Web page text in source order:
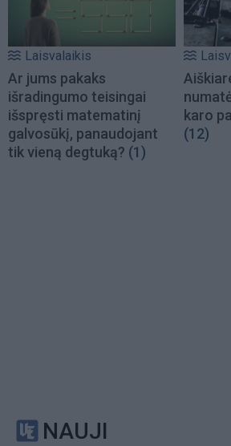
Laisvalaikis
Ar jums pakaks
išradingumo teisingai
išspręsti matematinį
galvosūkį, panaudojant
tik vieną degtuką? (1)
karo
(12)
NAUJI